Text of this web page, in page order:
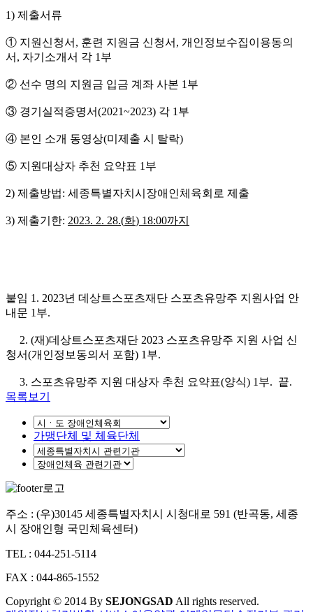
1) 제출서류
① 지원신청서 , 훈련 지원금 신청서 , 개인정보수집이용동의
서 , 자기소개서 각 1 부
② 선수 명의 지원금 입금 계좌 사본 1 부
③ 경기실적증명서(2021~2023) 각 1 부
④ 본인 소개 동영상(미제출 시 탈락)
⑤ 지원대상자 추천 요약표 1 부
2) 제출방법: 세종특별자치시장애인체육회로 제출
3) 제출기한: 2023. 2. 28.(화) 18:00까지
붙임 1. 2023년 데상트스포츠재단 스포츠유망주 지원사업 안
내문 1부.
2. (재)데상트스포츠재단 2023 스포츠유망주 지원 사업 신
청서(개인정보동의서 포함) 1 부.
3. 스포츠유망주 지원 대상자 추천 요약표(양식) 1 부. 끝.
목록보기
가맹단체 및 체육단체
주소 : (우)30145 세종특별자치시 시청대로 591 (반곡동, 세종
시 장애인형 국민체육센터)
TEL : 044-251-5114
FAX : 044-865-1552
Copyright © 2014 By SEJONGSAD All rights reserved.